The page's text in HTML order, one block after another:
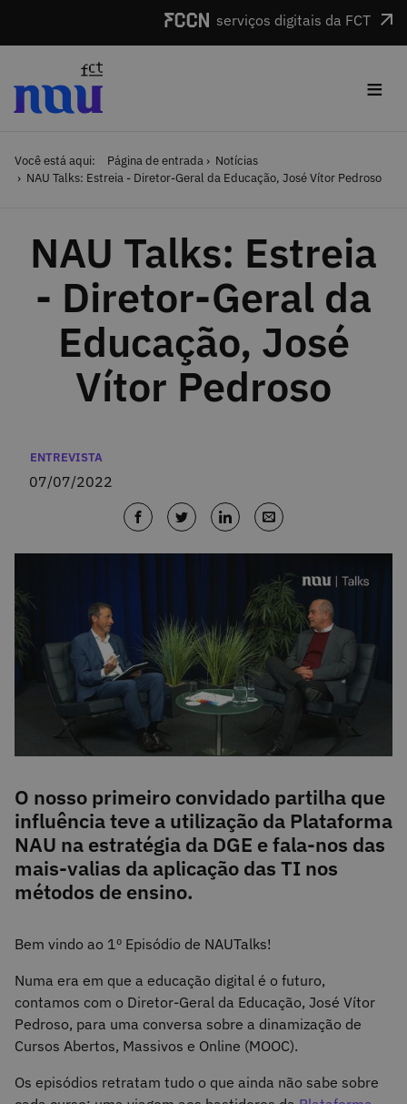
serviços digitais da FCT
≡
Você está aqui: Página de entrada
Notícias
NAU Talks: Estreia - Diretor-Geral da Educação, José Vítor Pedroso
NAU Talks: Estreia
- Diretor-Geral da
Educação, José
Vítor Pedroso
Categorias
ENTREVISTA
07/07/2022
O nosso primeiro convidado partilha que
influência teve a utilização da Plataforma
NAU na estratégia da DGE e fala-nos das
mais-valias da aplicação das TI nos
métodos de ensino.
Bem vindo ao 1º Episódio de NAUTalks!
Numa era em que a educação digital é o futuro,
contamos com o Diretor-Geral da Educação, José Vítor
Pedroso, para uma conversa sobre a dinamização de
Cursos Abertos, Massivos e Online (MOOC).
Os episódios retratam tudo o que ainda não sabe sobre